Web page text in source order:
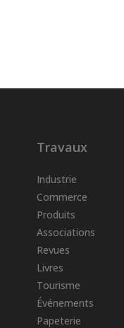
Travaux
Industrie
Commerce
Produits
Associations
Revues
Livres
Tourisme
Événements
Papeterie